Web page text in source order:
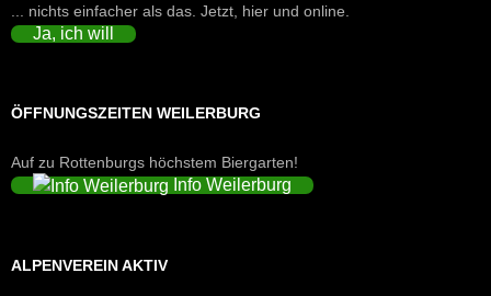
... nichts einfacher als das. Jetzt, hier und online.
Ja, ich will
ÖFFNUNGSZEITEN WEILERBURG
Auf zu Rottenburgs höchstem Biergarten!
Info Weilerburg
ALPENVEREIN AKTIV